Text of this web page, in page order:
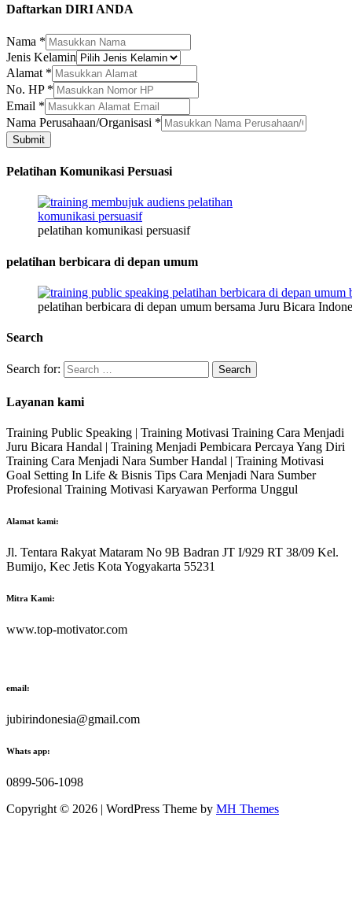
Daftarkan DIRI ANDA
Nama *
Jenis
Nama
Email
Jenis Kelamin
Alamat *
No. HP *
Email *
Nama Perusahaan/Organisasi *
Submit
Pelatihan Komunikasi Persuasi
pelatihan komunikasi persuasif
pelatihan berbicara di depan umum
pelatihan berbicara di depan umum bersama Juru Bicara
Search
Search for:
Layanan kami
Training Public Speaking | Training Motivasi Training Cara Menjadi
Juru Bicara Handal | Training Menjadi Pembicara Percaya Yang Diri
Training Cara Menjadi Nara Sumber Handal | Training Motivasi
Goal Setting In Life & Bisnis Tips Cara Menjadi Nara Sumber
Profesional Training Motivasi Karyawan Performa Unggul
Alamat kami:
Jl. Tentara Rakyat Mataram No 9B Badran JT I/929 RT 38/09 Kel.
Bumijo, Kec Jetis Kota Yogyakarta 55231
Mitra Kami:
www.top-motivator.com
email:
jubirindonesia@gmail.com
Whats app:
0899-506-1098
Copyright © 2026 | WordPress Theme by MH Themes